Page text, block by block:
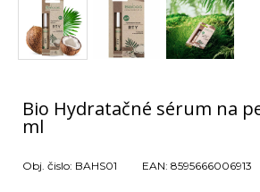
Bio Hydratačné sérum na
ml
Obj. čislo: BAHS01 EAN: 8595666006913